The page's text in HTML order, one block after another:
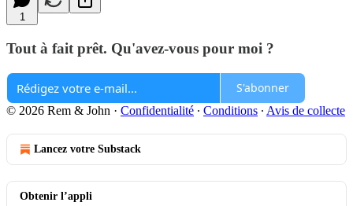
1
Tout à fait prêt. Qu'avez-vous pour moi ?
S'abonner
© 2026 Rem & John · Confidentialité ∙ Conditions ∙ Avis de collecte
Lancez votre Substack
Obtenir l’appli